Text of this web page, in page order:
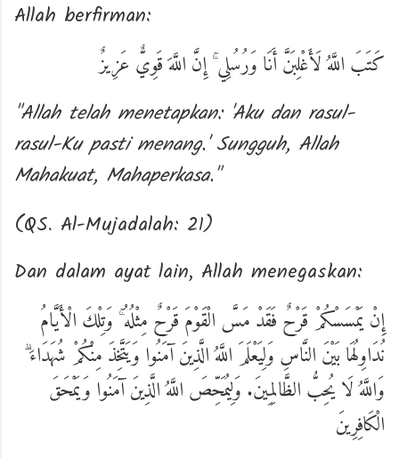
Allah berfirman:
كَتَبَ اللَّهُ لَأَغْلِبَنَّ أَنَا وَرُسُلِي ۚ إِنَّ اللَّهَ قَوِيٌّ عَزِيزٌ
"Allah telah menetapkan: 'Aku dan rasul-
rasul-Ku pasti menang.' Sungguh, Allah
Mahakuat, Mahaperkasa."
(QS. Al-Mujadalah: 21)
Dan dalam ayat lain, Allah menegaskan:
إِنْ يَمْسَسْكُمْ قَرْحٌ فَقَدْ مَسَّ الْقَوْمَ قَرْحٌ مِثْلُهُ ۚ وَتِلْكَ الْأَيَّامُ
نُدَاوِلُهَا بَيْنَ النَّاسِ وَلِيَعْلَمَ اللَّهُ الَّذِينَ آمَنُوا وَيَتَّخِذَ مِنْكُمْ شُهَدَاءَ ۗ
وَاللَّهُ لَا يُحِبُّ الظَّالِمِينَ. وَلِيُمَحِّصَ اللَّهُ الَّذِينَ آمَنُوا وَيَمْحَقَ
الْكَافِرِينَ